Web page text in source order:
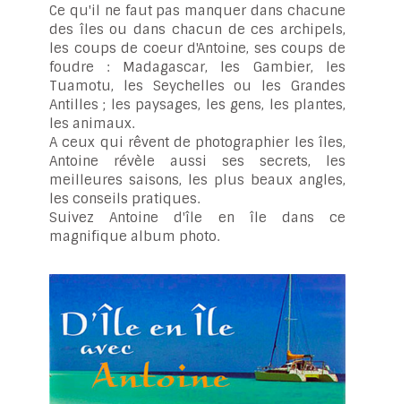
Ce qu'il ne faut pas manquer dans chacune
des îles ou dans chacun de ces archipels,
les coups de coeur d'Antoine, ses coups de
foudre : Madagascar, les Gambier, les
Tuamotu, les Seychelles ou les Grandes
Antilles ; les paysages, les gens, les plantes,
les animaux.
A ceux qui rêvent de photographier les îles,
Antoine révèle aussi ses secrets, les
meilleures saisons, les plus beaux angles,
les conseils pratiques.
Suivez Antoine d'île en île dans ce
magnifique album photo.